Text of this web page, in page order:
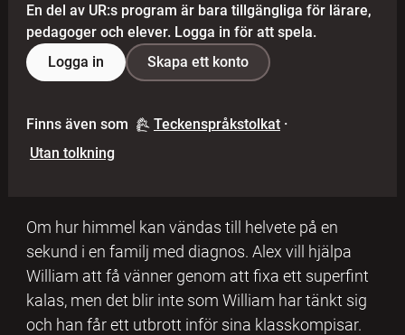
En del av UR:s program är bara tillgängliga för lärare,
pedagoger och elever. Logga in för att spela.
Logga in
Skapa ett konto
Finns även som Teckenspråkstolkat ·
Utan tolkning
Om hur himmel kan vändas till helvete på en
sekund i en familj med diagnos. Alex vill hjälpa
William att få vänner genom att fixa ett superfint
kalas, men det blir inte som William har tänkt sig
och han får ett utbrott inför sina klasskompisar.